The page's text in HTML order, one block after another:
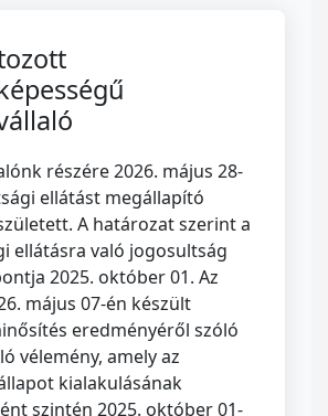
részére 2026. május 28-
ellátást megállapító
A határozat szerint a
ellátásra való jogosultság
2025. október 01. Az
május 07-én készült
eredményéről szóló
vélemény, amely az
kialakulásának
szintén 2025. október 01-